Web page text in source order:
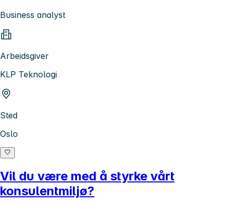
Business analyst
Arbeidsgiver
KLP Teknologi
Sted
Oslo
Vil du være med å styrke vårt
konsulentmiljø?